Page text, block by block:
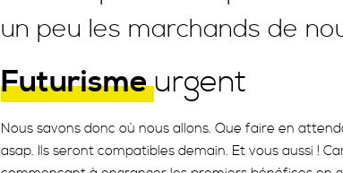
un peu les marchands de
Futurismeurgent
Nous savons donc où nous allons. Que faire en
asap. Ils seront compatibles demain. Et vous aussi !